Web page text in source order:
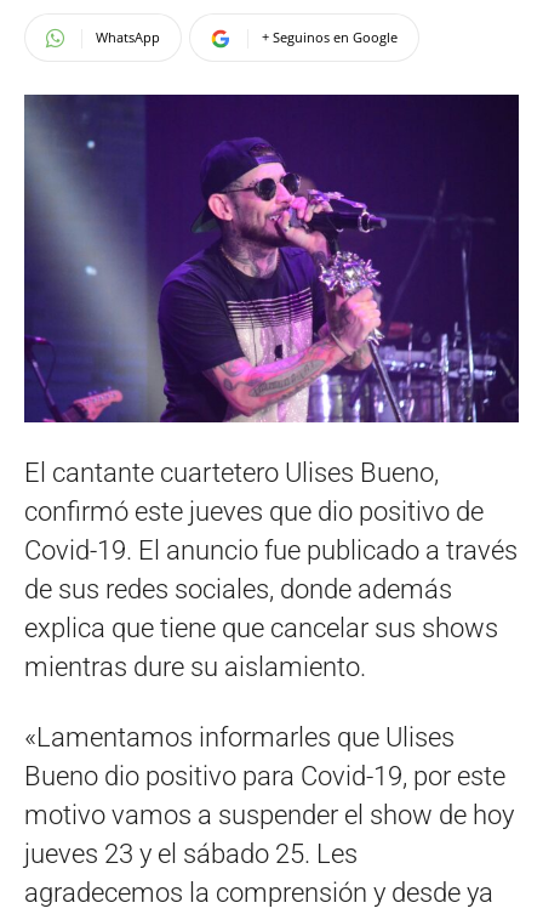
WhatsApp + Seguinos en Google
El cantante cuartetero Ulises Bueno,
confirmó este jueves que dio positivo de
Covid-19. El anuncio fue publicado a través
de sus redes sociales, donde además
explica que tiene que cancelar sus shows
mientras dure su aislamiento.
«Lamentamos informarles que Ulises
Bueno dio positivo para Covid-19, por este
motivo vamos a suspender el show de hoy
jueves 23 y el sábado 25. Les
agradecemos la comprensión y desde ya